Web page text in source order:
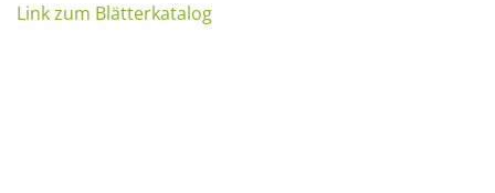
Link zum Blätterkatalog